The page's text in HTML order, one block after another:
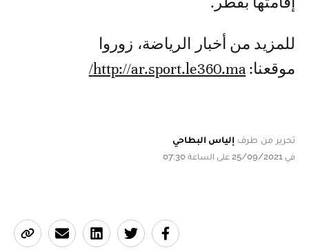
للمزيد من أخبار الرياضة، زوروا
موقعنا: http://ar.sport.le360.ma/
تحرير من طرف إلياس البطاحي
في 25/09/2021 على الساعة 07:30